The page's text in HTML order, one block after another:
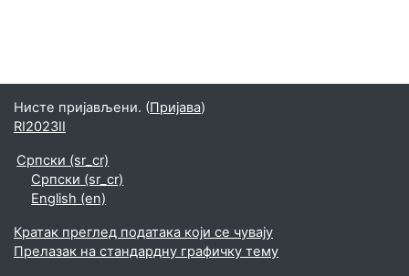
Нисте пријављени. (Пријава)
RI2023II
Српски ‎(sr_cr)‎
Српски ‎(sr_cr)‎
English ‎(en)‎
Кратак преглед података који се чувају
Прелазак на стандардну графичку тему